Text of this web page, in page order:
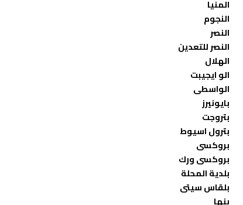
المنيا
النجوم
النصر
النصر للتعدين
الهلال
الو ايجيبت
الواسطى
بايونيرز
بتروجت
بترول اسيوط
بروكسى
بروكسى ورك
بلدية المحلة
بلقاس سيتى
بنها